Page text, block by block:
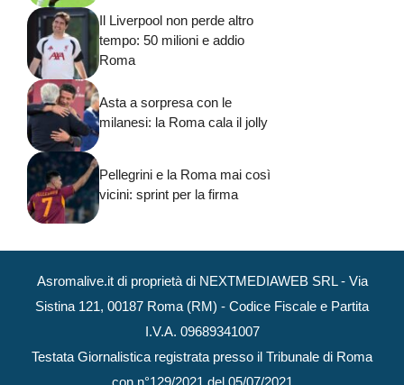
Il Liverpool non perde altro
tempo: 50 milioni e addio
Roma
Asta a sorpresa con le
milanesi: la Roma cala il jolly
Pellegrini e la Roma mai così
vicini: sprint per la firma
Asromalive.it di proprietà di NEXTMEDIAWEB SRL - Via
Sistina 121, 00187 Roma (RM) - Codice Fiscale e Partita
I.V.A. 09689341007
Testata Giornalistica registrata presso il Tribunale di Roma
con n°129/2021 del 05/07/2021